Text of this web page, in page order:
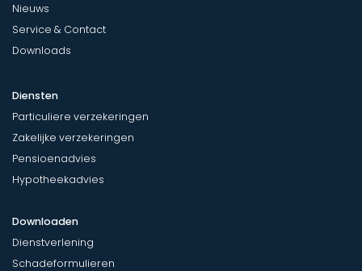
Nieuws
Service & Contact
Downloads
Diensten
Particuliere verzekeringen
Zakelijke verzekeringen
Pensioenadvies
Hypotheekadvies
Downloaden
Dienstverlening
Schadeformulieren